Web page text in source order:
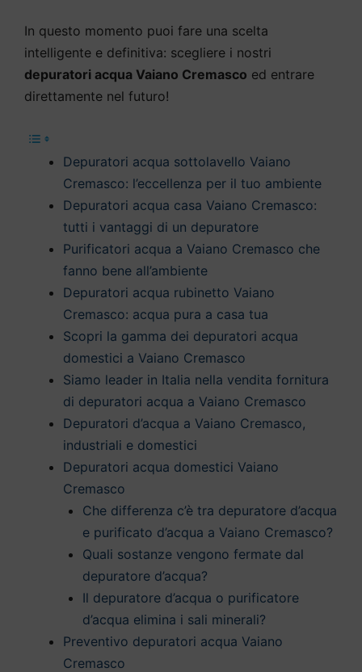
In questo momento puoi fare una scelta
intelligente e definitiva: scegliere i nostri
depuratori acqua Vaiano Cremasco ed entrare
direttamente nel futuro!
Depuratori acqua sottolavello Vaiano
Cremasco: l’eccellenza per il tuo ambiente
Depuratori acqua casa Vaiano Cremasco:
tutti i vantaggi di un depuratore
Purificatori acqua a Vaiano Cremasco che
fanno bene all’ambiente
Depuratori acqua rubinetto Vaiano
Cremasco: acqua pura a casa tua
Scopri la gamma dei depuratori acqua
domestici a Vaiano Cremasco
Siamo leader in Italia nella vendita fornitura
di depuratori acqua a Vaiano Cremasco
Depuratori d’acqua a Vaiano Cremasco,
industriali e domestici
Depuratori acqua domestici Vaiano
Cremasco
Che differenza c’è tra depuratore d’acqua
e purificato d’acqua a Vaiano Cremasco?
Quali sostanze vengono fermate dal
depuratore d’acqua?
Il depuratore d’acqua o purificatore
d’acqua elimina i sali minerali?
Preventivo depuratori acqua Vaiano
Cremasco